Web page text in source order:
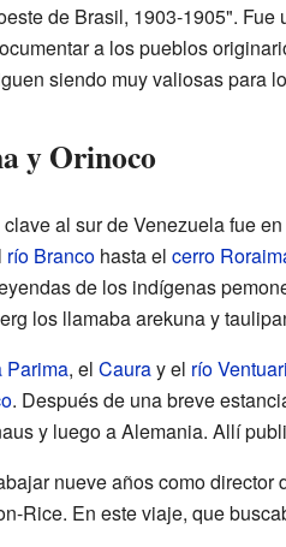
de Brasil, 1903-1905". Fue
a los pueblos
siendo muy valiosas para
y Orinoco
al sur de Venezuela fue
río Brancohasta el cerro
de los indígenas
los llamaba arekuna y
Parima, el Cauray el río Ventuari
. Después de una breve
y luego a Alemania. Allí
nueve años como
Rice. En este viaje, que